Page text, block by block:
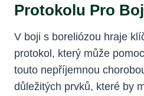
Protokolu Pro
V boji s boreliózou hraje
⁢protokol, který může
touto nepříjemnou
důležitých prvků, které by‌